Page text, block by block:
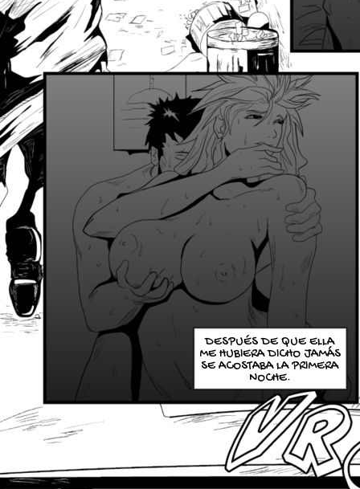
DESPUÉS DE QUE ELLA
ME HUBIERA DICHO JAMÁS
SE ACOSTABA LA PRIMERA
NOCHE.